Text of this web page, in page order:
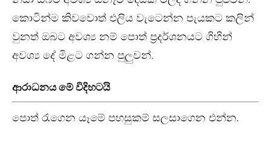
කොටින්ම කිවවොත් එලිය වැටෙන්න පැයකට කලින්
වුනත් ඔබට අවශ්‍ය නම් පොත් ප්‍රදර්ශනයට ගිහින්
අවශ්‍ය දේ මිළට ගන්න පුලුවන්.
ආරාධනය මේ විදිහටයි
පොත් රැගෙන යෑමේ පහසුකම් සලසාගෙන එන්න.